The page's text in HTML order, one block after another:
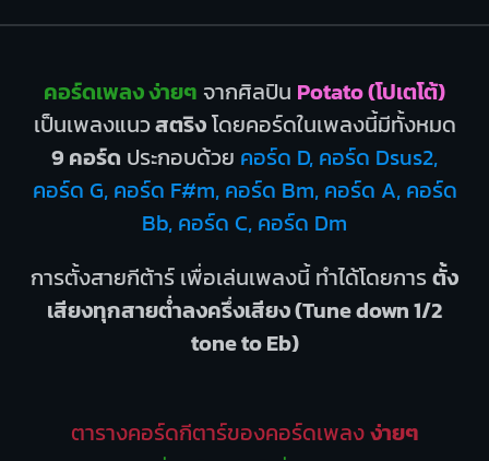
คอร์ดเพลง ง่ายๆ จากศิลปิน Potato (โปเตโต้)
เป็นเพลงแนวสตริงโดยคอร์ดในเพลงนี้มีทั้งหมด
9 คอร์ด ประกอบด้วย คอร์ด D, คอร์ด Dsus2,
คอร์ด G, คอร์ด F#m, คอร์ด Bm, คอร์ด A, คอร์ด
Bb, คอร์ด C, คอร์ด Dm
การตั้งสายกีต้าร์ เพื่อเล่นเพลงนี้ ทำได้โดยการตั้ง
เสียงทุกสายต่ำลงครึ่งเสียง (Tune down 1/2
tone to Eb)
ตารางคอร์ดกีตาร์ของคอร์ดเพลงง่ายๆ